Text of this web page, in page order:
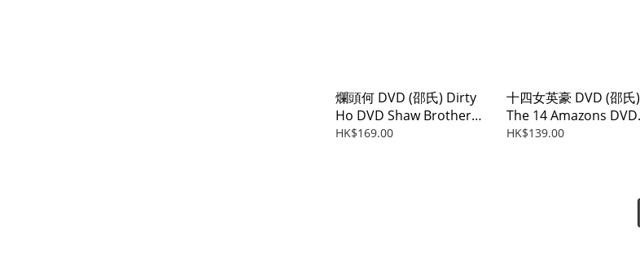
爛頭何 DVD (邵氏) Dirty
Ho DVD Shaw Brothers
(1979)
HK$169.00
十四女英豪 DVD (邵氏)
The 14 Amazons DVD
Shaw Brothers (1972)
HK$139.00